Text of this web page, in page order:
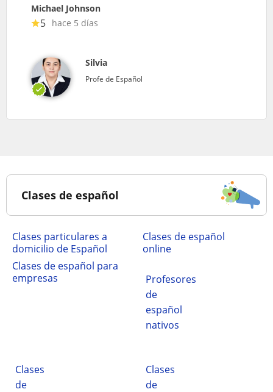
Michael Johnson
5 hace 5 días
Silvia
Profe de Español
Clases de español
clases particulares a
domicilio de Español
Clases de español
online
Clases de español para
empresas
Profesores
de
español
nativos
Clases
de
Clases
de